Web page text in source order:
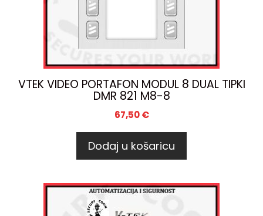
VTEK VIDEO PORTAFON MODUL 8 DUAL TIPKI
DMR 821 M8-8
67,50€
Dodaj u košaricu